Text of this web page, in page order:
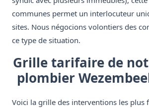
communes permet un interlocuteur
sites. Nous négocions volontiers des
ce type de situation.
Grille tarifaire de
plombier
Voici la grille des interventions les plus